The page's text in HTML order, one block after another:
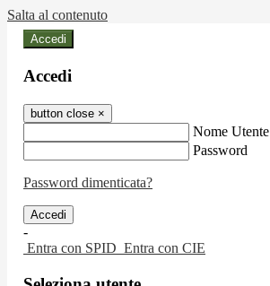
Salta al contenuto
Accedi
Accedi
button close ×
Nome Utente
Password
Password dimenticata?
-
Entra con SPID Entra con CIE